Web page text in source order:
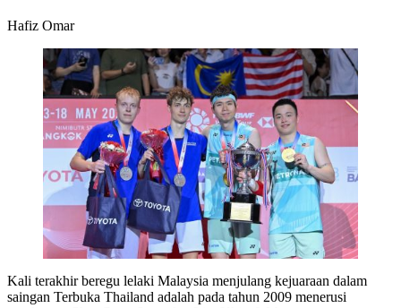
Hafiz Omar
Kali terakhir beregu lelaki Malaysia menjulang kejuaraan dalam
saingan Terbuka Thailand adalah pada tahun 2009 menerusi